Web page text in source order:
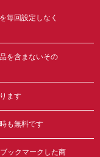
毎回設定しなく
を含まないその
ます
も無料です
ックマークした商